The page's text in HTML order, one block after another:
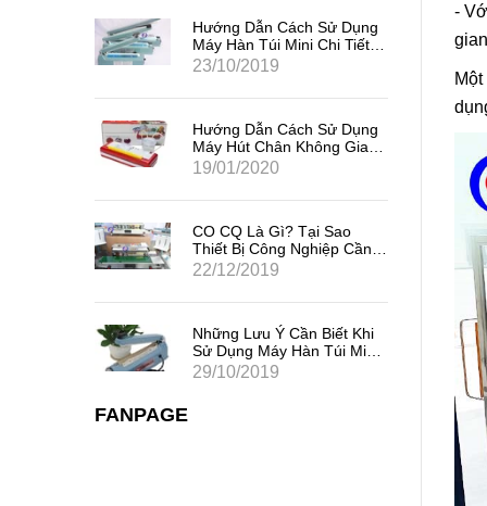
-
Hướng Dẫn Cách Sử Dụng
Máy Hàn Túi Mini Chi Tiết,
Hiệu Quả Nhất
23/10/2019
Hướng Dẫn Cách Sử Dụng
Máy Hút Chân Không Gia
Đình Mini
19/01/2020
CO CQ Là Gì? Tại Sao
Thiết Bị Công Nghiệp Cần
Có CO CQ?
22/12/2019
Những Lưu Ý Cần Biết Khi
Sử Dụng Máy Hàn Túi Mini
Dập Tay
29/10/2019
FANPAGE